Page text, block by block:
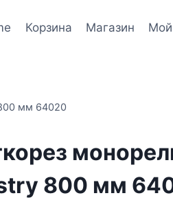
Корзина Магазин Мой
мм 64020
800 мм